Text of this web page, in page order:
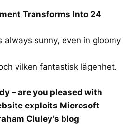
Transforms Into 24
always sunny, even in gloomy
vilken fantastisk lägenhet.
– are you pleased with
exploits Microsoft
Cluley’s blog